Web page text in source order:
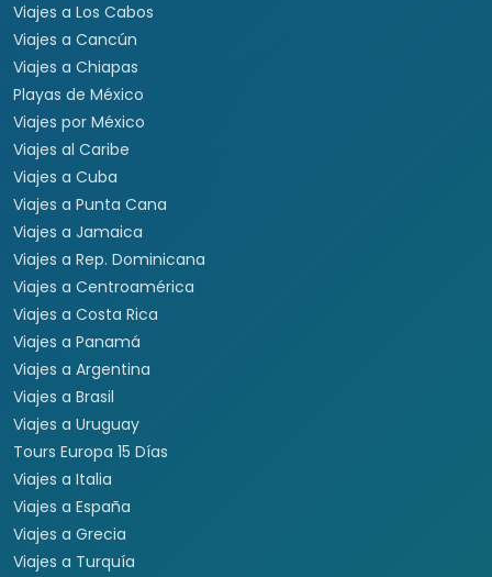
Viajes a Los Cabos
Viajes a Cancún
Viajes a Chiapas
Playas de México
Viajes por México
Viajes al Caribe
Viajes a Cuba
Viajes a Punta Cana
Viajes a Jamaica
Viajes a Rep. Dominicana
Viajes a Centroamérica
Viajes a Costa Rica
Viajes a Panamá
Viajes a Argentina
Viajes a Brasil
Viajes a Uruguay
Tours Europa 15 Días
Viajes a Italia
Viajes a España
Viajes a Grecia
Viajes a Turquía